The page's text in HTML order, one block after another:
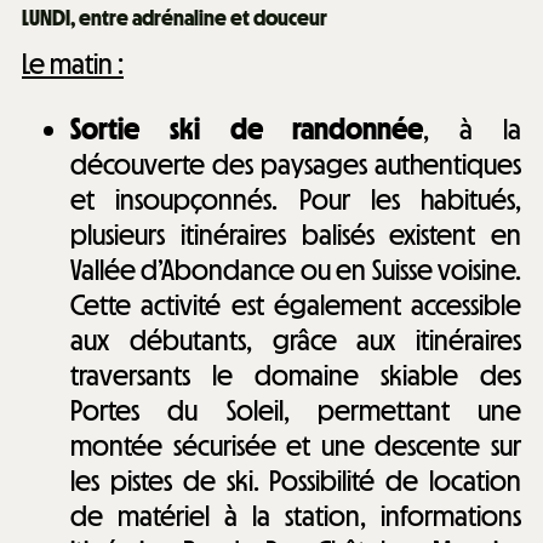
LUNDI, entre adrénaline et douceur
Le matin :
Sortie ski de randonnée, à la
découverte des paysages authentiques
et insoupçonnés. Pour les habitués,
plusieurs itinéraires balisés existent en
Vallée d’Abondance ou en Suisse voisine.
Cette activité est également accessible
aux débutants, grâce aux itinéraires
traversants le domaine skiable des
Portes du Soleil, permettant une
montée sécurisée et une descente sur
les pistes de ski. Possibilité de location
de matériel à la station, informations